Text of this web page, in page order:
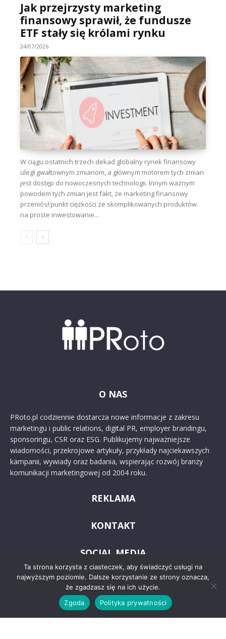
Jak przejrzysty marketing
finansowy sprawił, że fundusze
ETF stały się królami rynku
24/07/2026
W ciągu ostatnich trzech dekad globalny rynek finansowy
uległ gwałtownym zmianom, a głównym motorem tych zmian
jest dostęp do nowoczesnych technologii. Innym ważnym
powodem tych zmian jest fakt, że marketing finansowy
przeniósł punkt ciężkości ze skomplikowanych produktów
na proste inwestowanie...
O NAS
PRoto.pl codziennie dostarcza nowe informacje z zakresu
marketingu i public relations, digital PR, employer brandingu,
sponsoringu, CSR oraz ESG. Publikujemy najważniejsze
wiadomości, przekrojowe artykuły, przykłady najciekawszych
kampanii, wywiady oraz badania, wspierając rozwój branży
komunikacji marketingowej od 2004 roku.
REKLAMA
KONTAKT
SOCIAL MEDIA
Ta strona korzysta z ciasteczek, aby świadczyć usługi na
najwyższym poziomie. Dalsze korzystanie ze strony oznacza,
że zgadzasz się na ich użycie.
Zgoda
Polityka prywatności